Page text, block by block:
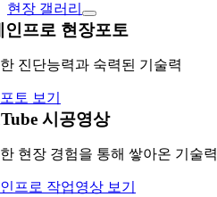
현장 갤러리
인프로 현장포토
진단능력과 숙력된 기술력
토 보기
시공영상
현장 경험을 통해 쌓아온 기술력
프로 작업영상 보기